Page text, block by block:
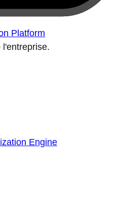
Platform
Engine